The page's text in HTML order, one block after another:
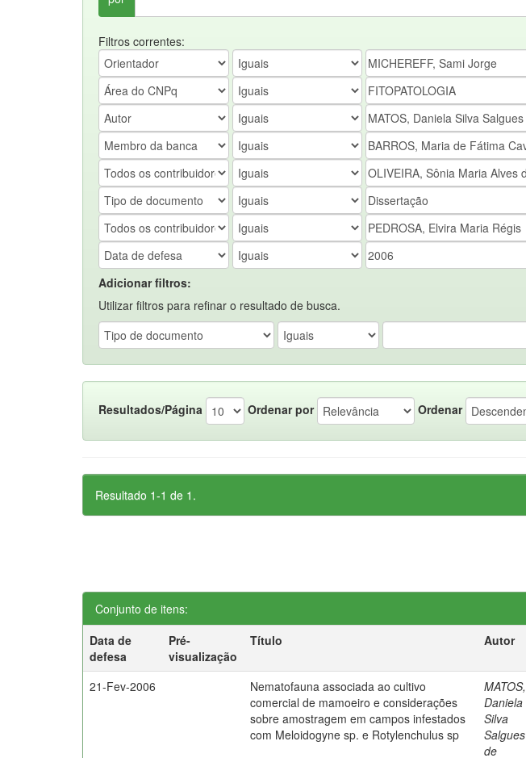
Filtros correntes:
Adicionar filtros:
Utilizar filtros para refinar o resultado de busca.
Resultados/Página Ordenar por Ordenar
Resultado 1-1 de 1.
Conjunto de itens:
Data de
defesa
Pré-
visualização
Título Autor
21-Fev-2006
Nematofauna associada ao cultivo
comercial de mamoeiro e considerações
sobre amostragem em campos infestados
com Meloidogyne sp. e Rotylenchulus sp
MATOS,
Daniela
Silva
Salgues
de